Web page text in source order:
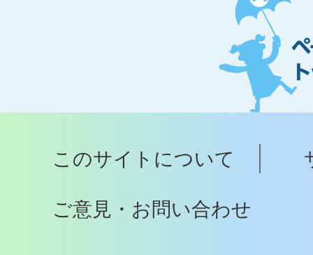
ー
ジ
ト
ッ
へ
このサイトについて
ご意見・お問い合わせ